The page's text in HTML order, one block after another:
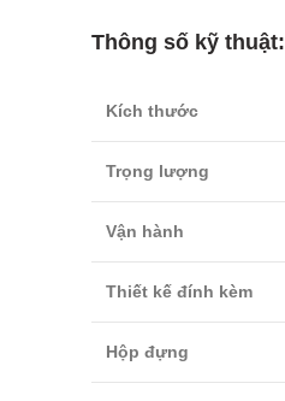
Thông số kỹ thuật:
Kích thước
Trọng lượng
Vận hành
Thiết kế đính kèm
Hộp đựng